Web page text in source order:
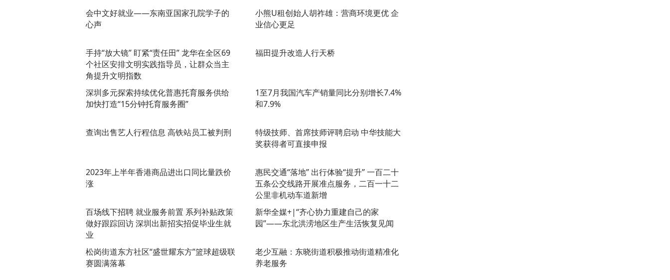
会中文好就业——东南亚国家孔院学子的
心声
小熊U租创始人胡祚雄：营商环境更优 企
业信心更足
手持“放大镜” 盯紧“责任田” 龙华在全区69
个社区安排文明实践指导员，让群众当主
角提升文明指数
福田提升改造人行天桥
深圳多元探索持续优化普惠托育服务供给
加快打造“15分钟托育服务圈”
1至7月我国汽车产销量同比分别增长7.4%
和7.9%
查询出售艺人行程信息 高铁站员工被判刑
特级技师、首席技师评聘启动 中华技能大
奖获得者可直接申报
2023年上半年香港商品进出口同比量跌价
涨
惠民交通“落地” 出行体验“提升” 一百二十
五条公交线路开展准点服务，二百一十二
公里非机动车道新增
百场线下招聘 就业服务前置 系列补贴政策
做好跟踪回访 深圳出新招实招促毕业生就
业
新华全媒+|“齐心协力重建自己的家
园”——东北洪涝地区生产生活恢复见闻
松岗街道东方社区“盛世耀东方”篮球超级联
赛圆满落幕
老少互融：东晓街道积极推动街道精准化
养老服务